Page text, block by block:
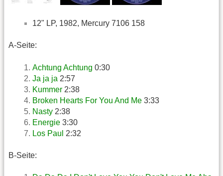
12" LP, 1982, Mercury 7106 158
A-Seite:
Achtung Achtung 0:30
Ja ja ja 2:57
Kummer 2:38
Broken Hearts For You And Me 3:33
Nasty 2:38
Energie 3:30
Los Paul 2:32
B-Seite: